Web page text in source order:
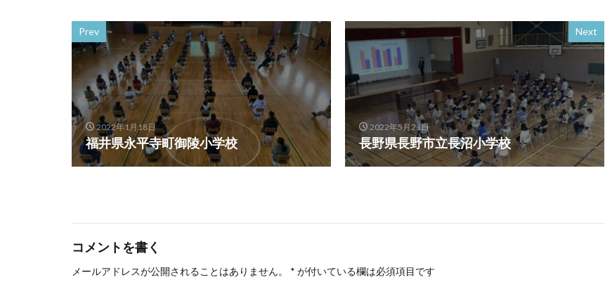
Prev
2022年1月18日
福井県永平寺町御陵小学校
Next
2022年5月21日
長野県長野市立長沼小学校
コメントを書く
メールアドレスが公開されることはありません。 * が付いている欄は必須項目です